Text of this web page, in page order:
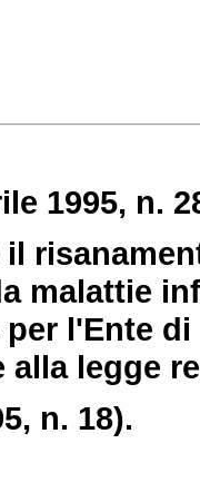
1995, n.
malattie
l'Ente
legge
n. 18).